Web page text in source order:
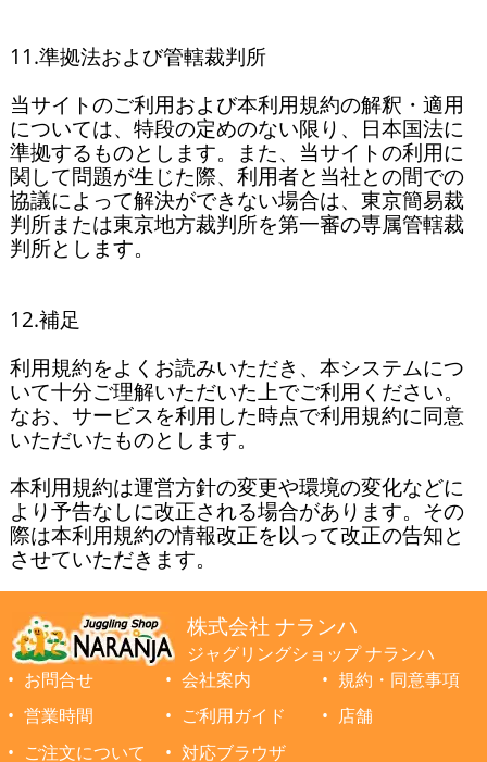
11.準拠法および管轄裁判所
当サイトのご利用および本利用規約の解釈・適用
については、特段の定めのない限り、日本国法に
準拠するものとします。また、当サイトの利用に
関して問題が生じた際、利用者と当社との間での
協議によって解決ができない場合は、東京簡易裁
判所または東京地方裁判所を第一審の専属管轄裁
判所とします。
12.補足
利用規約をよくお読みいただき、本システムにつ
いて十分ご理解いただいた上でご利用ください。
なお、サービスを利用した時点で利用規約に同意
いただいたものとします。
本利用規約は運営方針の変更や環境の変化などに
より予告なしに改正される場合があります。その
際は本利用規約の情報改正を以って改正の告知と
させていただきます。
株式会社 ナランハ
ジャグリングショップ ナランハ
お問合せ
会社案内
規約・同意事項
営業時間
ご利用ガイド
店舗
ご注文について
対応ブラウザ